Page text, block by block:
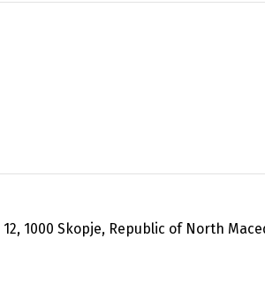
1000 Skopje, Republic of North